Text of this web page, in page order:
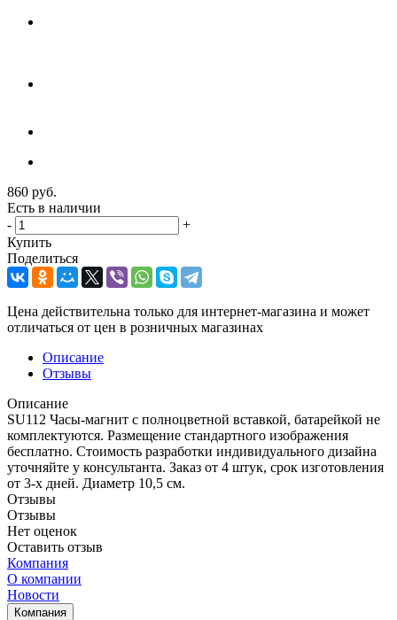
860 руб.
Есть в наличии
-
+
Купить
Поделиться
Цена действительна только для интернет-магазина и может
отличаться от цен в розничных магазинах
Описание
Отзывы
Описание
SU112 Часы-магнит с полноцветной вставкой, батарейкой не
комплектуются. Размещение стандартного изображения
бесплатно. Стоимость разработки индивидуального дизайна
уточняйте у консультанта. Заказ от 4 штук, срок изготовления
от 3-х дней. Диаметр 10,5 см.
Отзывы
Отзывы
Нет оценок
Оставить отзыв
Компания
О компании
Новости
Компания